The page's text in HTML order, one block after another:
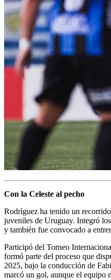
Con la Celeste al pecho
Rodríguez ha tenido un
juveniles de Uruguay. Integró
y también fue convocado a
Participó del Torneo
formó parte del proceso que
2025, bajo la conducción de
marcó un gol, aunque el